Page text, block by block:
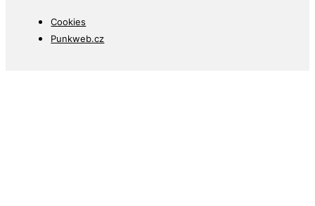
Cookies
Punkweb.cz